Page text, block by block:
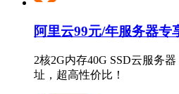
阿里云99元/年服务器专
2核2G内存40G SSD云服务
址，超高性价比！